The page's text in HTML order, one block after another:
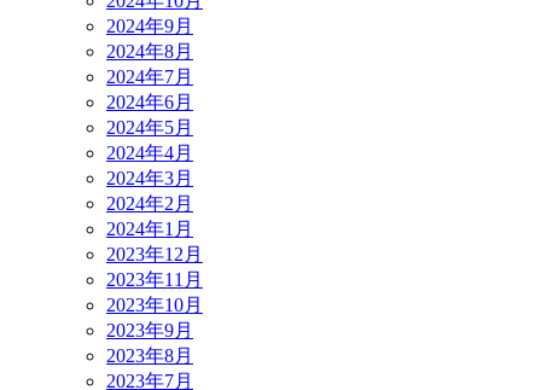
2024年9月
2024年8月
2024年7月
2024年6月
2024年5月
2024年4月
2024年3月
2024年2月
2024年1月
2023年12月
2023年11月
2023年10月
2023年9月
2023年8月
2023年7月